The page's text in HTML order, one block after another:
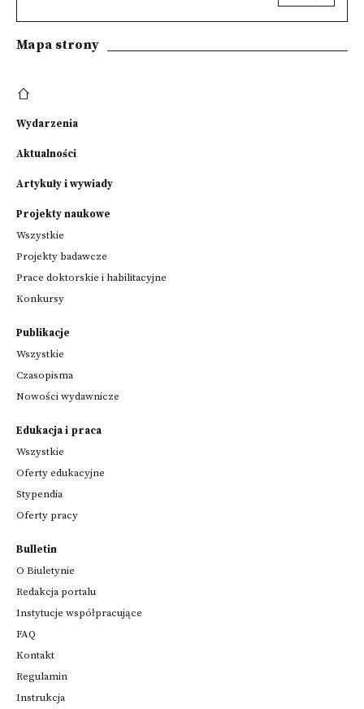
Mapa strony
Wydarzenia
Aktualności
Artykuły i wywiady
Projekty naukowe
Wszystkie
Projekty badawcze
Prace doktorskie i habilitacyjne
Konkursy
Publikacje
Wszystkie
Czasopisma
Nowości wydawnicze
Edukacja i praca
Wszystkie
Oferty edukacyjne
Stypendia
Oferty pracy
Bulletin
O Biuletynie
Redakcja portalu
Instytucje współpracujące
FAQ
Kontakt
Regulamin
Instrukcja